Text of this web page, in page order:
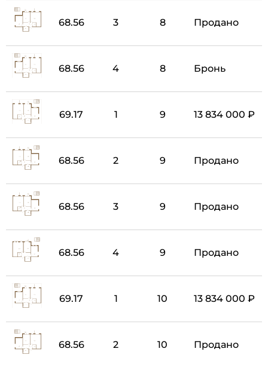
68.56 3 8 Продано
68.56 4 8 Бронь
69.17 1 9 13 834 000 ₽
68.56 2 9 Продано
68.56 3 9 Продано
68.56 4 9 Продано
69.17 1 10 13 834 000 ₽
68.56 2 10 Продано